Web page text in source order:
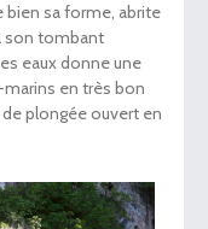
sa forme, abrite
son tombant
eaux donne une
en très bon
plongée ouvert en